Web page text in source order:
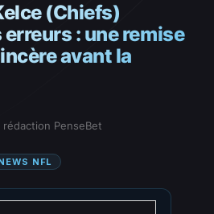
(Chiefs)
: une remise
avant la
rédaction PenseBet
NFL